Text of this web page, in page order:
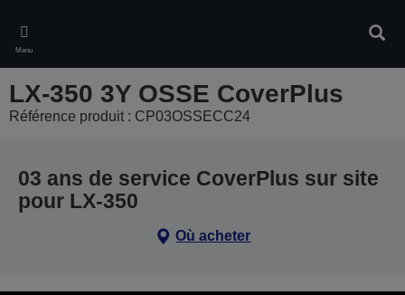
main
content
Menu
LX-350 3Y OSSE CoverPlus
Référence produit : CP03OSSECC24
03 ans de service CoverPlus sur site
pour LX-350
Où acheter